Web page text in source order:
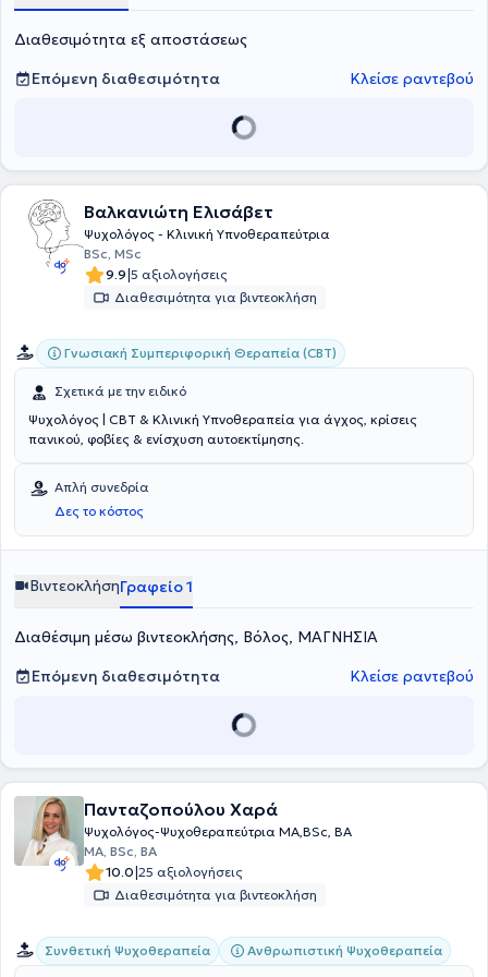
θεραπευτική της προσέγγιση είναι συνθετική και εξατομικευμένη,
συνδυάζοντας Γνωσιακή Συμπεριφορική Θεραπεία, σύγχρονα
στόχο ουσιαστικές και βιώσιμες αλλαγές. Ιδιαίτερη έμφαση δίνει
παθήσεις ορμονικής φύσης και τις ψυχολογικές και σωματικές
επιπτώσεις τους στην καθημερινή ζωή.
Διαθεσιμότητα εξ αποστάσεως
Επόμενη διαθεσιμότητα
Κλείσε ραντεβού
Βαλκανιώτη Ελισάβετ
Ψυχολόγος - Κλινική Υπνοθεραπεύτρια
BSc, MSc
9.9|5 αξιολογήσεις
Διαθεσιμότητα για βιντεοκλήση
Γνωσιακή Συμπεριφορική Θεραπεία (CBT)
Σχετικά με την ειδικό
Ψυχολόγος | CBT & Κλινική Υπνοθεραπεία για άγχος, κρίσεις
πανικού, φοβίες & ενίσχυση αυτοεκτίμησης.
Απλή συνεδρία
Δες το κόστος
ΒιντεοκλήσηΓραφείο 1
Διαθέσιμη μέσω βιντεοκλήσης, Βόλος, ΜΑΓΝΗΣΙΑ
Επόμενη διαθεσιμότητα
Κλείσε ραντεβού
Πανταζοπούλου Χαρά
Ψυχολόγος-Ψυχοθεραπεύτρια ΜΑ,ΒSc, BA
MA, BSc, ΒΑ
10.0|25 αξιολογήσεις
Διαθεσιμότητα για βιντεοκλήση
Συνθετική Ψυχοθεραπεία Ανθρωπιστική Ψυχοθεραπεία